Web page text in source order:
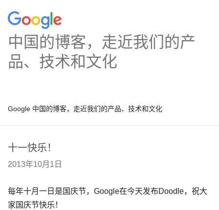
中国的博客，走近我们的产
品、技术和文化
Google 中国的博客，走近我们的产品、技术和文化
十一快乐！
2013年10月1日
每年十月一日是国庆节，Google在今天发布Doodle，祝大
家国庆节快乐！